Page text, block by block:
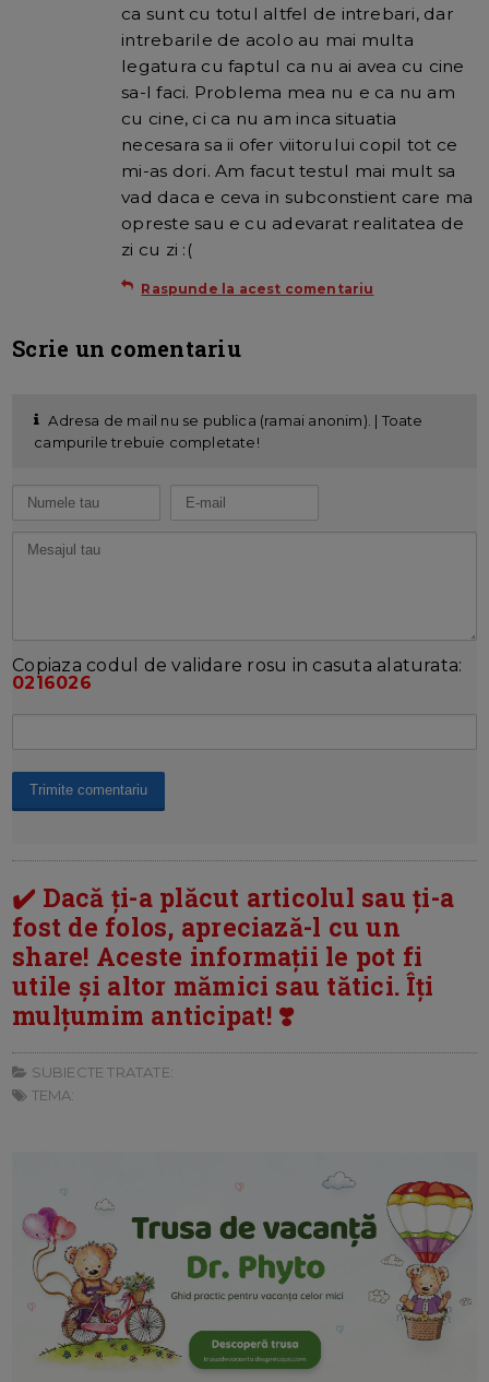
ca sunt cu totul altfel de intrebari, dar
intrebarile de acolo au mai multa
legatura cu faptul ca nu ai avea cu cine
sa-l faci. Problema mea nu e ca nu am
cu cine, ci ca nu am inca situatia
necesara sa ii ofer viitorului copil tot ce
mi-as dori. Am facut testul mai mult sa
vad daca e ceva in subconstient care ma
opreste sau e cu adevarat realitatea de
zi cu zi :(
Raspunde la acest comentariu
Scrie un comentariu
Adresa de mail nu se publica (ramai anonim). | Toate
campurile trebuie completate!
Copiaza codul de validare rosu in casuta alaturata:
0216026
✔️ Dacă ți-a plăcut articolul sau ți-a
fost de folos, apreciază-l cu un
share! Aceste informații le pot fi
utile și altor mămici sau tătici. Îți
mulțumim anticipat! ❣️
SUBIECTE TRATATE:
TEMA: